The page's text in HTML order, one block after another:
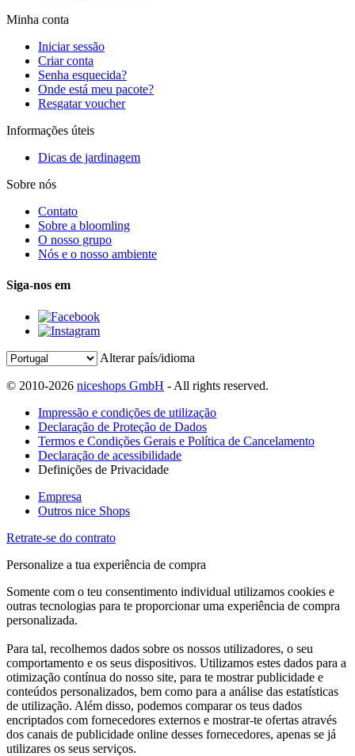
Minha conta
Iniciar sessão
Criar conta
Senha esquecida?
Onde está meu pacote?
Resgatar voucher
Informações úteis
Dicas de jardinagem
Sobre nós
Contato
Sobre a bloomling
O nosso grupo
Nós e o nosso ambiente
Siga-nos em
Alterar país/idioma
© 2010-2026 niceshops GmbH - All rights reserved.
Impressão e condições de utilização
Declaração de Proteção de Dados
Termos e Condições Gerais e Política de Cancelamento
Declaração de acessibilidade
Definições de Privacidade
Empresa
Outros nice Shops
Retrate-se do contrato
Personalize a tua experiência de compra
Somente com o teu consentimento individual utilizamos cookies e
outras tecnologias para te proporcionar uma experiência de compra
personalizada.
Para tal, recolhemos dados sobre os nossos utilizadores, o seu
comportamento e os seus dispositivos. Utilizamos estes dados para a
otimização contínua do nosso site, para te mostrar publicidade e
conteúdos personalizados, bem como para a análise das estatísticas
de utilização. Além disso, podemos comparar os teus dados
encriptados com fornecedores externos e mostrar-te ofertas através
dos canais de publicidade online desses fornecedores, apenas se já
utilizares os seus serviços.